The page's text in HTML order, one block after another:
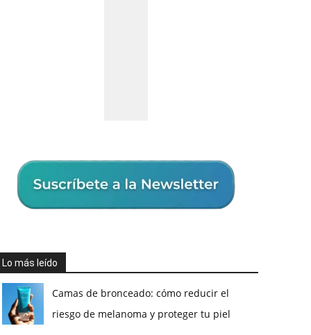
Lo más leído
Camas de bronceado: cómo reducir el
riesgo de melanoma y proteger tu piel